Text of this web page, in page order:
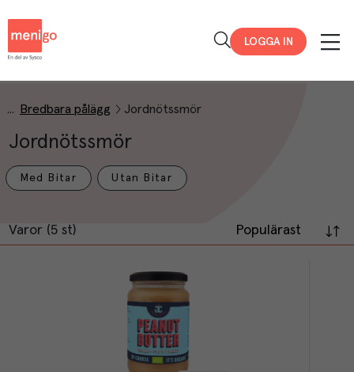
LOGGA IN
Bredbara pålägg Jordnötssmör
Jordnötssmör
Med Bitar Utan Bitar
Varor (5 st) Populärast